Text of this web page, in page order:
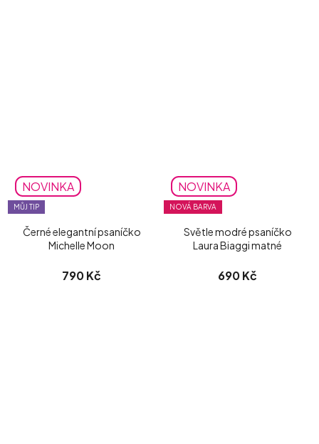
NOVINKA
MŮJ TIP
Černé elegantní psaníčko
Michelle Moon
790 Kč
NOVINKA
NOVÁ BARVA
Světle modré psaníčko
Laura Biaggi matné
690 Kč